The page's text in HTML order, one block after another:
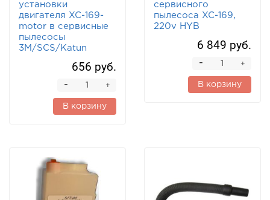
установки
двигателя XC-169-
motor в сервисные
пылесосы
3M/SCS/Katun
656 руб.
+
-
В корзину
сервисного
пылесоса XC-169,
220v HYB
6 849 руб.
+
-
В корзину